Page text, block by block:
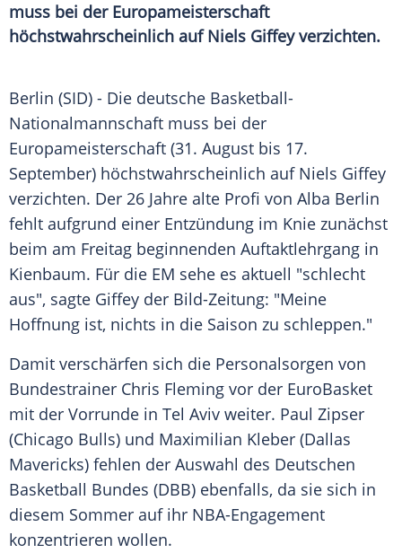
muss bei der Europameisterschaft
höchstwahrscheinlich auf Niels Giffey verzichten.
Berlin (SID) - Die deutsche Basketball-
Nationalmannschaft muss bei der
Europameisterschaft (31. August bis 17.
September) höchstwahrscheinlich auf Niels Giffey
verzichten. Der 26 Jahre alte Profi von Alba Berlin
fehlt aufgrund einer Entzündung im Knie zunächst
beim am Freitag beginnenden Auftaktlehrgang in
Kienbaum. Für die EM sehe es aktuell "schlecht
aus", sagte Giffey der Bild-Zeitung: "Meine
Hoffnung ist, nichts in die Saison zu schleppen."
Damit verschärfen sich die Personalsorgen von
Bundestrainer Chris Fleming vor der EuroBasket
mit der Vorrunde in Tel Aviv weiter. Paul Zipser
(Chicago Bulls) und Maximilian Kleber (Dallas
Mavericks) fehlen der Auswahl des Deutschen
Basketball Bundes (DBB) ebenfalls, da sie sich in
diesem Sommer auf ihr NBA-Engagement
konzentrieren wollen.